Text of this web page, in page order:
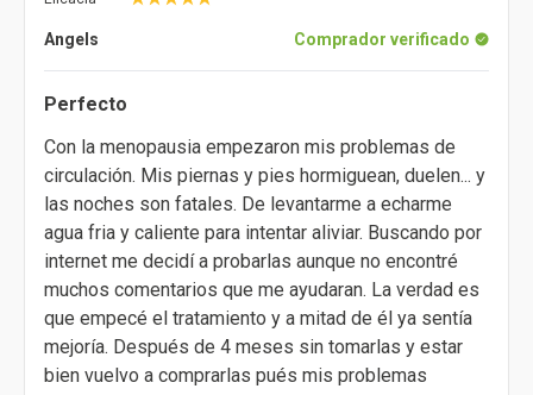
Angels Comprador verificado
Perfecto
Con la menopausia empezaron mis problemas de
circulación. Mis piernas y pies hormiguean, duelen... y
las noches son fatales. De levantarme a echarme
agua fria y caliente para intentar aliviar. Buscando por
internet me decidí a probarlas aunque no encontré
muchos comentarios que me ayudaran. La verdad es
que empecé el tratamiento y a mitad de él ya sentía
mejoría. Después de 4 meses sin tomarlas y estar
bien vuelvo a comprarlas pués mis problemas